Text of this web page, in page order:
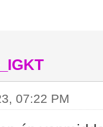
07:22 PM